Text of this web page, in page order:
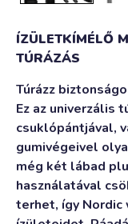
ÍZÜLETKÍMÉLŐ
TÚRÁZÁS
Túrázz
Ez az univerzális
csuklópántjával,
gumivégeivel
még két lábad
használatával
terhet, így Nordic